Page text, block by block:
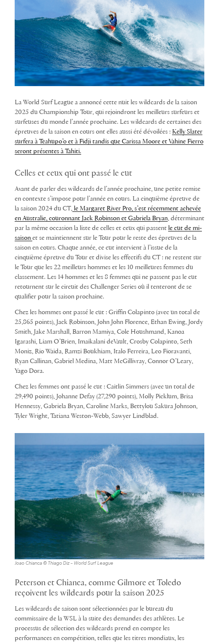
La World Surf League a annoncé cette nuit les wildcards de la saison
2025 du Championship Tour, qui rejoindront les meilleurs surfeurs et
surfeuses du monde l’année prochaine. Les wildcards de certaines des
épreuves de la saison en cours ont elles aussi été dévoilées : Kelly Slater
surfera à Teahupo’o et à Fidji tandis que Carissa Moore et Vahine Fierro
seront présentes à Tahiti.
Celles et ceux qui ont passé le cut
Avant de parler des wildcards de l’année prochaine, une petite remise
en contexte s’impose pour l’année en cours. La cinquième épreuve de
la saison 2024 du CT, le Margaret River Pro, s’est récemment achevée
en Australie, couronnant Jack Robinson et Gabriela Bryan, déterminant
par la même occasion la liste de celles et ceux qui passent le cut de mi-
saison et se maintiennent sur le Tour pour le reste des épreuves de la
saison en cours. Chaque année, ce cut intervient à l’issue de la
cinquième épreuve du Tour et divise les effectifs du CT : ne restent sur
le Tour que les 22 meilleurs hommes et les 10 meilleures femmes du
classement. Les 14 hommes et les 8 femmes qui ne passent pas le cut
retournent sur le circuit des Challenger Series où il tenteront de se
qualifier pour la saison prochaine.
Chez les hommes ont passé le cut : Griffin Colapinto (avec un total de
25,865 points), Jack Robinson, John John Florence, Ethan Ewing, Jordy
Smith, Jake Marshall, Barron Mamiya, Cole Houshmand, Kanoa
Igarashi, Liam O’Brien, Imaikalani deVault, Crosby Colapinto, Seth
Moniz, Rio Waida, Ramzi Boukhiam, Italo Ferreira, Leo Fioravanti,
Ryan Callinan, Gabriel Medina, Matt McGillivray, Connor O’Leary,
Yago Dora.
Chez les femmes ont passé le cut : Caitlin Simmers (avec un total de
29,490 points), Johanne Defay (27,290 points), Molly Picklum, Brisa
Hennessy, Gabriela Bryan, Caroline Marks, Bettylou Sakura Johnson,
Tyler Wright, Tatiana Weston-Webb, Sawyer Lindblad.
Joao Chianca © Thiago Diz – World Surf League
Peterson et Chianca, comme Gilmore et Toledo
reçoivent les wildcards pour la saison 2025
Les wildcards de saison sont sélectionnées par le bureau du
commissaire de la WSL à la suite des demandes des athlètes. Le
processus de sélection des wildcards prend en compte les
performances en compétition, telles que les titres mondiaux, les